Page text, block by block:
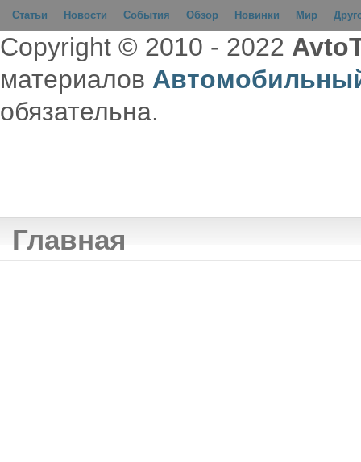
Статьи Новости События Обзор Новинки Мир
Copyright © 2010 - 2022
материалов
обязательна.
Главная